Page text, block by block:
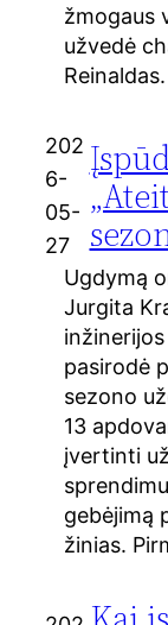
žmogaus
užvedė
202
6-
05-
27
Ugdymą
Jurgita
pasirodė
sezono
13
įvertinti
gebėjimą
žinias.